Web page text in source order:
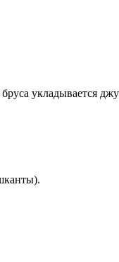
укладывается